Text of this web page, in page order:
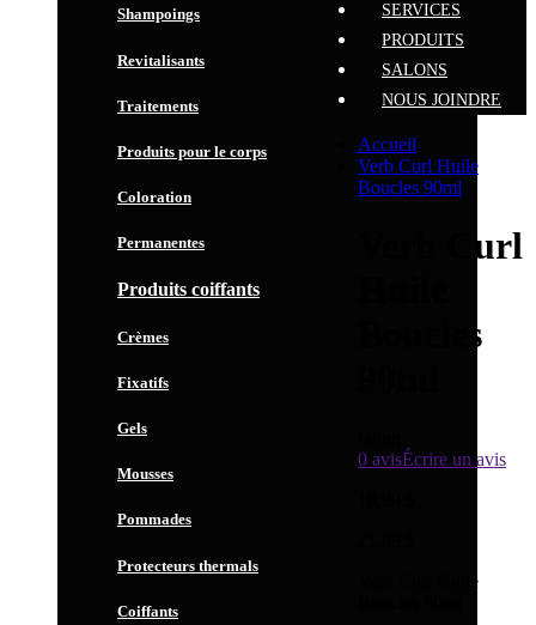
Shampoings
Revitalisants
Traitements
Produits pour le corps
Coloration
Permanentes
Produits coiffants
Crèmes
Fixatifs
Gels
Mousses
Pommades
Protecteurs thermals
Coiffants
SERVICES
PRODUITS
SALONS
NOUS JOINDRE
Accueil
Verb Curl Huile
Boucles 90ml
Verb Curl
Boucles
0 avisÉcrire un avis
Verb Curl Huile